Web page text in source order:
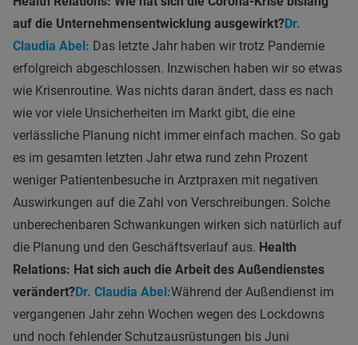
auf die Unternehmensentwicklung ausgewirkt?Dr.
Claudia Abel: Das letzte Jahr haben wir trotz Pandemie
erfolgreich abgeschlossen. Inzwischen haben wir so etwas
wie Krisenroutine. Was nichts daran ändert, dass es nach
wie vor viele Unsicherheiten im Markt gibt, die eine
verlässliche Planung nicht immer einfach machen. So gab
es im gesamten letzten Jahr etwa rund zehn Prozent
weniger Patientenbesuche in Arztpraxen mit negativen
Auswirkungen auf die Zahl von Verschreibungen. Solche
unberechenbaren Schwankungen wirken sich natürlich auf
die Planung und den Geschäftsverlauf aus. Health
Relations: Hat sich auch die Arbeit des Außendienstes
verändert?Dr. Claudia Abel:Während der Außendienst im
vergangenen Jahr zehn Wochen wegen des Lockdowns
und noch fehlender Schutzausrüstungen bis Juni